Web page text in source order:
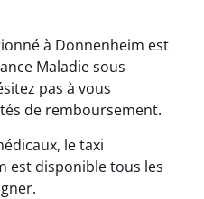
à Donnenheim est
Maladie sous
pas à vous
de remboursement.
le taxi
est disponible tous les